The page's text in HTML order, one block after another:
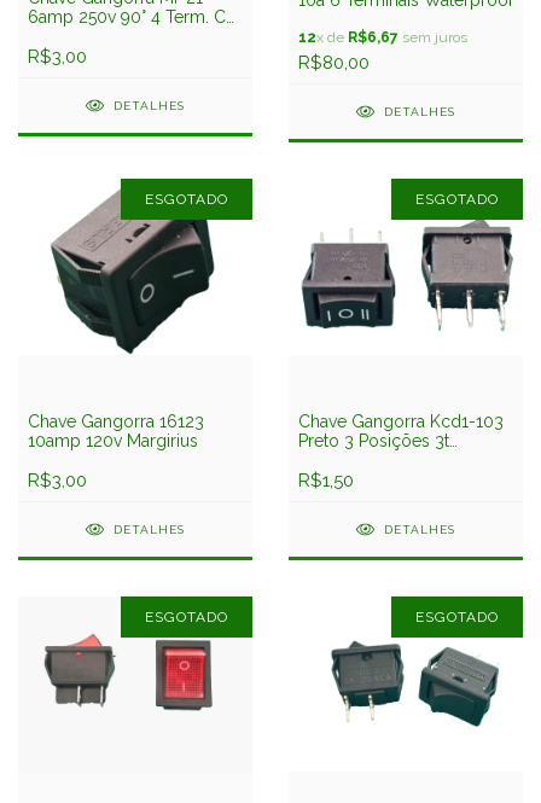
6amp 250v 90° 4 Term. C/
R$3,00
DETALHES
12x de R$6,67 sem juros
R$80,00
DETALHES
ESGOTADO
Chave Gangorra 16123
10amp 120v Margirius
R$3,00
DETALHES
ESGOTADO
Chave Gangorra Kcd1-103
Preto 3 Posições 3t
R$1,50
DETALHES
ESGOTADO ESGOTADO